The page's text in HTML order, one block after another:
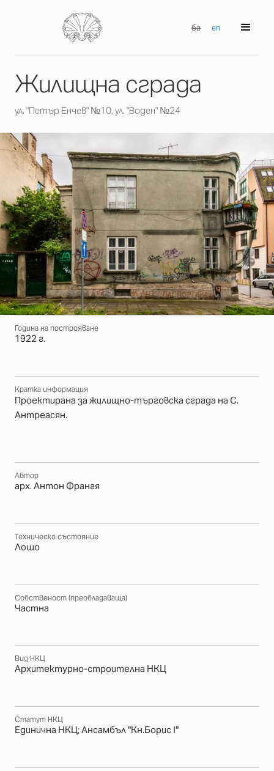
бг en
Жилищна сграда
ул. "Петър Енчев" №10, ул. "Воден" №24
Година на построяване
1922 г.
Кратка информация
Проектирана за жилищно-търговска сграда на С.
Антреасян.
Автор
арх. Антон Франгя
Техническо състояние
Лошо
Собственост (преобладаваща)
Частна
Вид НКЦ
Архитектурно-строителна НКЦ
Статут НКЦ
Единична НКЦ; Ансамбъл "Кн.Борис І"